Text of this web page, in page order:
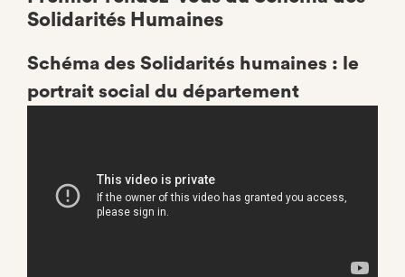
Solidarités Humaines
Schéma des Solidarités humaines : le
portrait social du département